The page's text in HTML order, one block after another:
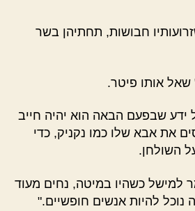
חבושות, תחתיהן בשר
אותו פיטר.
שבפעם הבאה הוא יהיה חייב
את אבא שלו כמו נקניק, כדי
השולחן.
למישל כשהיו במיטה, נחים מעוד
נוכל להיות אנשים חופשיים."